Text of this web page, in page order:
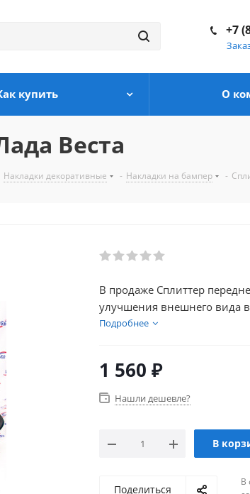
+7
купить О
Веста
Накладки декоративные - Накладки на бампер -
В продаже Сплиттер
улучшения внешнего вида вашего
присутствует множество
Подробнее
1 560 ₽
Нашли дешевле?
В
Поделиться
В